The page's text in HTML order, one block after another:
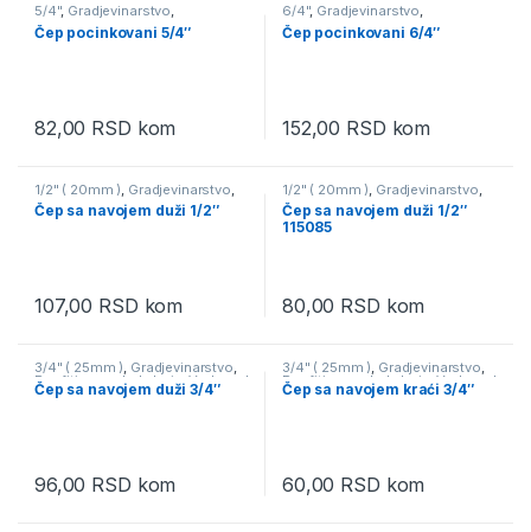
5/4", Gradjevinarstvo,
Pocinkovani fiting , Vodovod
Čep pocinkovani 5/4″
82,00 RSD kom
6/4", Gradjevinarstvo,
Pocinkovani fiting , Vodovod
Čep pocinkovani 6/4″
152,00 RSD kom
1/2" ( 20mm ) Gradjevinarstvo
Pvc fiting ppr bela boja, Vodovod
Čep sa navojem duži 1/2″
107,00 RSD kom
1/2" ( 20mm ) Gradjevinarstvo
Pvc fiting ppr zelena boja ,
Vodovod
Čep sa navojem duži 1/2″
115085
80,00 RSD kom
3/4" ( 25mm ), Gradjevinarstvo,
Pvc fiting ppr bela boja,Vodovod
Čep sa navojem duži 3/4″
96,00 RSD kom
3/4" ( 25mm ), Gradjevinarstvo,
Pvc fiting ppr bela boja ,Vodovod
Čep sa navojem kraći 3/4″
60,00 RSD kom